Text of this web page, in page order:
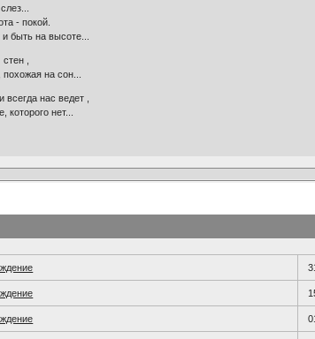
- покой.
быть на высоте...
,
на сон...
нас ведет ,
нет...